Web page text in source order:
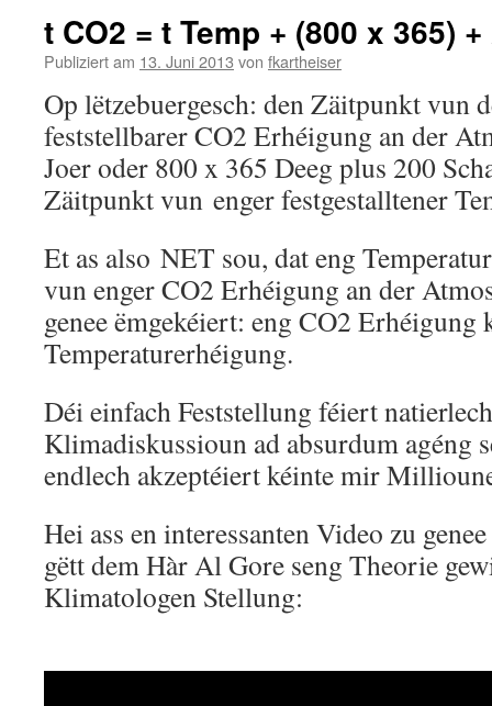
t CO2 = t Temp + (800 x 365) +
Publiziert am 13. Juni 2013 von fkartheiser
Op lëtzebuergesch: den Zäitpunkt vun
feststellbarer CO2 Erhéigung an der
Joer oder 800 x 365 Deeg plus 200
Zäitpunkt vun enger festgestalltener
Et as also NET sou, dat eng
vun enger CO2 Erhéigung an der
genee ëmgekéiert: eng CO2 Erhéigung
Temperaturerhéigung.
Déi einfach Feststellung féiert
Klimadiskussioun ad absurdum agéng
endlech akzeptéiert kéinte mir
Hei ass en interessanten Video zu
gëtt dem Hàr Al Gore seng Theorie
Klimatologen Stellung: